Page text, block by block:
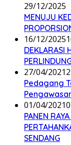
29/12/2025
MENUJU
16/12/2025
DEKLARASI
27/04/2021
Pedagang
01/04/2021
PANEN
SENDANG